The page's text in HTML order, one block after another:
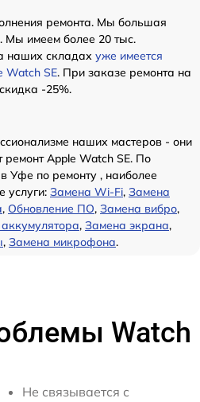
ремонта. Мы большая
Мы имеем более 20 тыс.
наших складах уже имеется
Watch SE. При заказе ремонта на
-25%.
наших мастеров - они
ремонт Apple Watch SE. По
Уфе по ремонту , наиболее
услуги: Замена Wi-Fi, Замена
, Обновление ПО, Замена вибро,
, Замена экрана,
, Замена микрофона.
Watch
Не связывается с